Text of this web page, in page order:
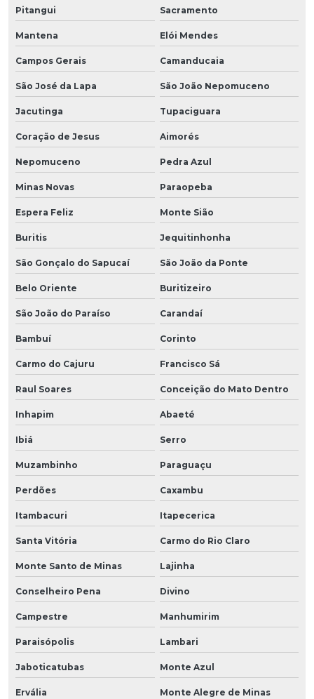
Pitangui Sacramento
Mantena Elói Mendes
Campos Gerais Camanducaia
São José da Lapa São João Nepomuceno
Jacutinga Tupaciguara
Coração de Jesus Aimorés
Nepomuceno Pedra Azul
Minas Novas Paraopeba
Espera Feliz Monte Sião
Buritis Jequitinhonha
São Gonçalo do Sapucaí São João da Ponte
Belo Oriente Buritizeiro
São João do Paraíso Carandaí
Bambuí Corinto
Carmo do Cajuru Francisco Sá
Raul Soares Conceição do Mato Dentro
Inhapim Abaeté
Ibiá Serro
Muzambinho Paraguaçu
Perdões Caxambu
Itambacuri Itapecerica
Santa Vitória Carmo do Rio Claro
Monte Santo de Minas Lajinha
Conselheiro Pena Divino
Campestre Manhumirim
Paraisópolis Lambari
Jaboticatubas Monte Azul
Ervália Monte Alegre de Minas